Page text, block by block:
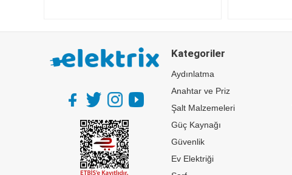
Kategoriler
Aydınlatma
Anahtar ve Priz
Şalt Malzemeleri
Güç Kaynağı
Güvenlik
Ev Elektriği